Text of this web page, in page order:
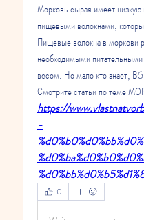
Морковь сырая имеет низкую
пищевыми волокнами,
Пищевые волокна в моркови
необходимыми
весом. Но мало кто знает,
Смотрите статьи по
https://
-
0